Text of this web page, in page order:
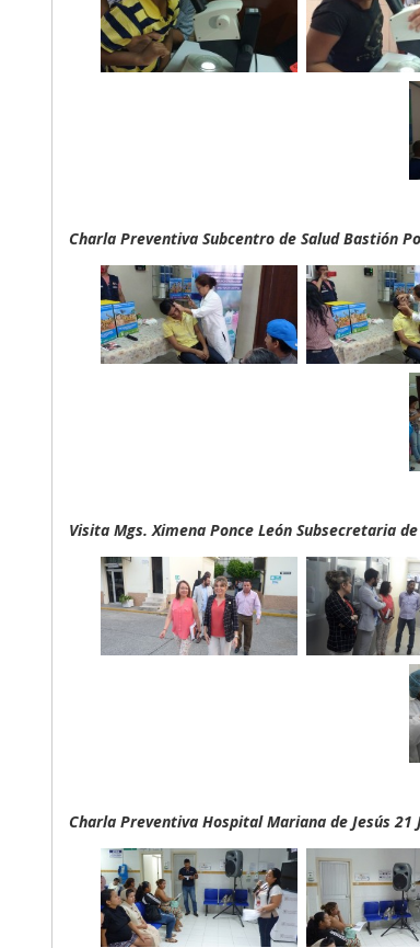
Charla Preventiva Subcentro de Salud Bastión
Visita Mgs. Ximena Ponce León Subsecretaria
Charla Preventiva Hospital Mariana de Jesús 21